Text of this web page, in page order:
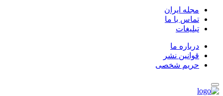
مجله ایران
تماس با ما
تبلیغات
درباره ما
قوانین نشر
حریم شخصی